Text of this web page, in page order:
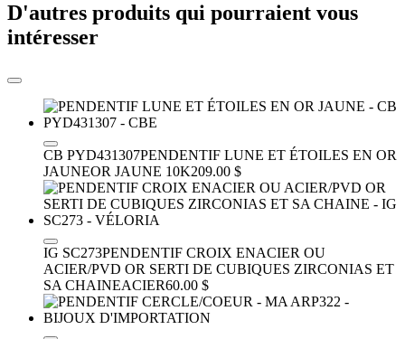
D'autres produits qui pourraient vous
intéresser
CB PYD431307PENDENTIF LUNE ET ÉTOILES EN OR
JAUNEOR JAUNE 10K209.00 $
IG SC273PENDENTIF CROIX ENACIER OU
ACIER/PVD OR SERTI DE CUBIQUES ZIRCONIAS ET
SA CHAINEACIER60.00 $